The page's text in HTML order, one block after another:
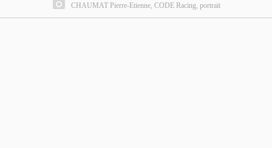
CHAUMAT Pierre-Etienne, CODE Racing, portrait